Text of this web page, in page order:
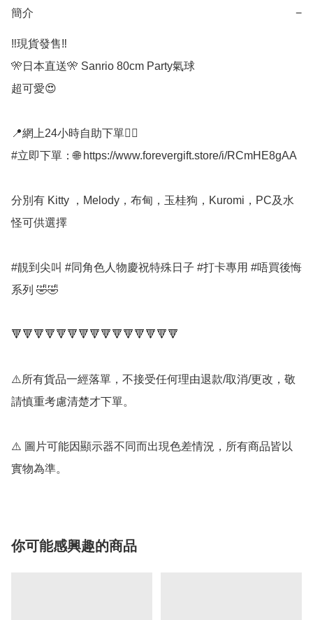
簡介 −
‼️現貨發售‼️
🎌日本直送🎌 Sanrio 80cm Party氣球
超可愛😍
📍網上24小時自助下單👍🏻
#立即下單：🌐 https://www.forevergift.store/i/RCmHE8gAA
分別有 Kitty ，Melody，布甸，玉桂狗，Kuromi，PC及水
怪可供選擇
#靚到尖叫 #同角色人物慶祝特殊日子 #打卡專用 #唔買後悔
系列 🤣🤣
🔻🔻🔻🔻🔻🔻🔻🔻🔻🔻🔻🔻🔻🔻🔻
⚠️所有貨品一經落單，不接受任何理由退款/取消/更改，敬
請慎重考慮清楚才下單。
⚠️ 圖片可能因顯示器不同而出現色差情況，所有商品皆以
你可能感興趣的商品